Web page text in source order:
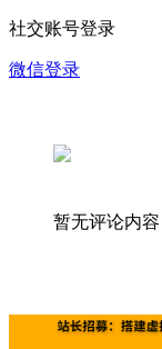
社交账号登录
微信登录
暂无评论内容